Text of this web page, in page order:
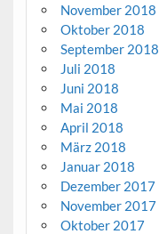
November 2018
Oktober 2018
September 2018
Juli 2018
Juni 2018
Mai 2018
April 2018
März 2018
Januar 2018
Dezember 2017
November 2017
Oktober 2017